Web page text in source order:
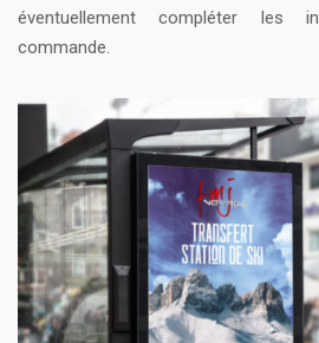
éventuellement compléter les
commande.